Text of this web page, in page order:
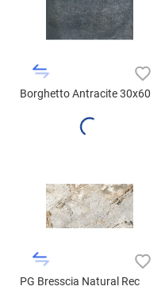
Borghetto Antracite 30x60
PG Bresscia Natural Rec